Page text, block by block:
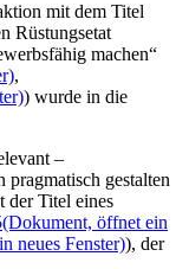
mit dem Titel
Rüstungsetat
machen“
,
) wurde in die
–
gestalten
der Titel eines
(Dokument, öffnet ein
neues Fenster)), der